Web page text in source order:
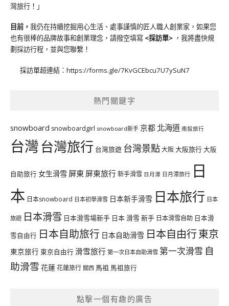
灣旅行！」
目前， 我仍在持續挖掘用心生活、處事謹慎的匠人職人創業家，如果您
也有很棒的品牌故事和創業理念，請撥空填寫 <採訪單> ，我將盡快規
劃採訪行程，並與您聯繫！
採訪單超連結： https://forms.gle/7KvGCEbcu7U7ySuN7
熱門關鍵字
snowboard snowboardgirl snowboard新手 京都 北海道 南投旅行
台灣台灣旅行 台灣旅遊 台灣景點大阪大阪旅行大阪
自助旅行 女生滑雪 屏東 屏東旅行新手滑雪 日月潭 日月潭旅行 日
本 日本snowboard 日本初學滑雪 日本新手滑雪 日本旅行 日本
旅遊 日本滑雪 日本滑雪場新手 日本 滑雪 新手 日本滑雪自助 日本滑
雪自由行 日本自助旅行 日本自助滑雪 日本自由行東京
東京旅行 東京自由行 滑雪旅行 第一次日本自助滑雪 第一次滑雪 自
助滑雪 花蓮花蓮旅行 關西 馬祖 馬祖旅行
點擊一個有趣的廣告